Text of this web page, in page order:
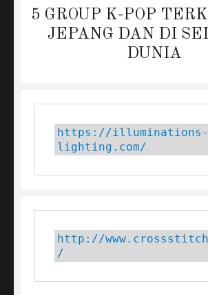
Next5 GROUP K-POP
JEPANG DAN DI
DUNIA
https://illuminations-
lighting.com/
http://
/